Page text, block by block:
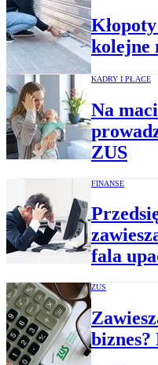
kolejne
KADRY I PŁACE
Na
ZUS
FINANSE
fala
ZUS
biznes?